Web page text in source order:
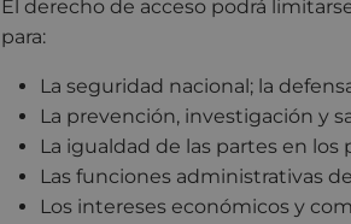
El derecho de acceso podrá
para:
La seguridad nacional; la
La prevención, investigación y
La igualdad de las partes en
Las funciones administrativas
Los intereses económicos y